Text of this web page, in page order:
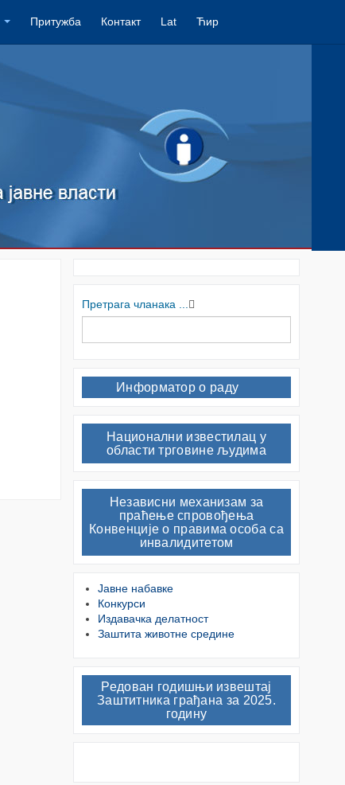
Притужба Контакт Lat Ћир
Претрага чланака ...
Информатор о раду
Национални известилац у
области трговине људима
Независни механизам за
праћење спровођења
Конвенције о правима особа са
инвалидитетом
Јавне набавке
Конкурси
Издавачка делатност
Заштита животне средине
Редован годишњи извештај
Заштитника грађана за 2025.
годину